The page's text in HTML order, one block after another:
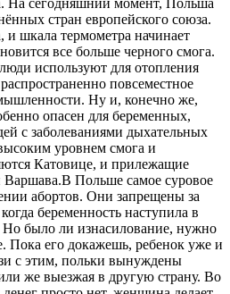
На сегодняшний момент, Польша
стран европейского союза.
и шкала термометра начинает
все больше черного смога.
используют для отопления
повсеместное
Ну и, конечно же,
опасен для беременных,
с заболеваниями дыхательных
уровнем смога и
Катовице, и прилежащие
Варшава.В Польше самое суровое
абортов. Они запрещены за
беременность наступила в
Но было ли изнасилование, нужно
Пока его докажешь, ребенок уже и
с этим, польки вынуждены
же выезжая в другую страну. Во